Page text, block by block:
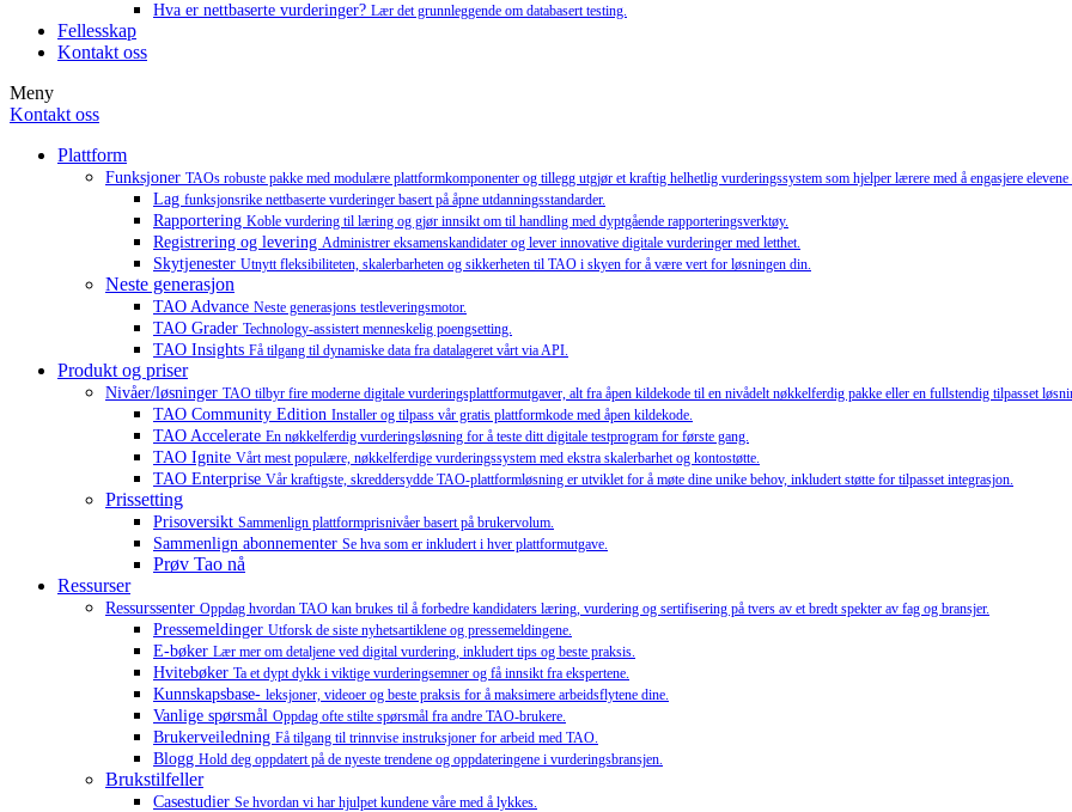
Hva er nettbaserte vurderinger? Lær det grunnleggende om databasert testing.
Fellesskap
Kontakt oss
Meny
Kontakt oss
Plattform
Funksjoner TAOs robuste pakke med modulære plattformkomponenter og tillegg utgjør et kraftig helhetlig vurderingssystem som hjelper lærere med å engasjere elevene
Lag funksjonsrike nettbaserte vurderinger basert på åpne utdanningsstandarder.
Rapportering Koble vurdering til læring og gjør innsikt om til handling med dyptgående rapporteringsverktøy.
Registrering og levering Administrer eksamenskandidater og lever innovative digitale vurderinger med letthet.
Skytjenester Utnytt fleksibiliteten, skalerbarheten og sikkerheten til TAO i skyen for å være vert for løsningen din.
Neste generasjon
TAO Advance Neste generasjons testleveringsmotor.
TAO Grader Technology-assistert menneskelig poengsetting.
TAO Insights Få tilgang til dynamiske data fra datalageret vårt via API.
Produkt og priser
Nivåer/løsninger TAO tilbyr fire moderne digitale vurderingsplattformutgaver, alt fra åpen kildekode til en nivådelt nøkkelferdig pakke eller en fullstendig tilpasset
TAO Community Edition Installer og tilpass vår gratis plattformkode med åpen kildekode.
TAO Accelerate En nøkkelferdig vurderingsløsning for å teste ditt digitale testprogram for første gang.
TAO Ignite Vårt mest populære, nøkkelferdige vurderingssystem med ekstra skalerbarhet og kontostøtte.
TAO Enterprise Vår kraftigste, skreddersydde TAO-plattformløsning er utviklet for å møte dine unike behov, inkludert støtte for tilpasset integrasjon.
Prissetting
Prisoversikt Sammenlign plattformprisnivåer basert på brukervolum.
Sammenlign abonnementer Se hva som er inkludert i hver plattformutgave.
Prøv Tao nå
Ressurser
Ressurssenter Oppdag hvordan TAO kan brukes til å forbedre kandidaters læring, vurdering og sertifisering på tvers av et bredt spekter av fag og bransjer.
Pressemeldinger Utforsk de siste nyhetsartiklene og pressemeldingene.
E-bøker Lær mer om detaljene ved digital vurdering, inkludert tips og beste praksis.
Hvitebøker Ta et dypt dykk i viktige vurderingsemner og få innsikt fra ekspertene.
Kunnskapsbase- leksjoner, videoer og beste praksis for å maksimere arbeidsflytene dine.
Vanlige spørsmål Oppdag ofte stilte spørsmål fra andre TAO-brukere.
Brukerveiledning Få tilgang til trinnvise instruksjoner for arbeid med TAO.
Blogg Hold deg oppdatert på de nyeste trendene og oppdateringene i vurderingsbransjen.
Brukstilfeller
Casestudier Se hvordan vi har hjulpet kundene våre med å lykkes.